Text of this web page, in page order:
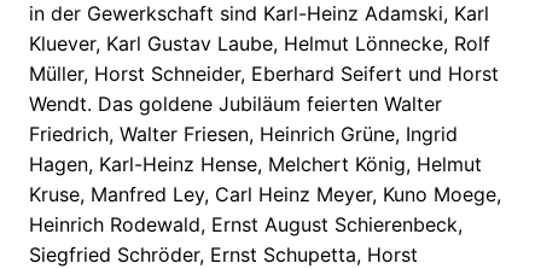
in der Gewerkschaft sind Karl-Heinz Adamski, Karl
Kluever, Karl Gustav Laube, Helmut Lönnecke, Rolf
Müller, Horst Schneider, Eberhard Seifert und Horst
Wendt. Das goldene Jubiläum feierten Walter
Friedrich, Walter Friesen, Heinrich Grüne, Ingrid
Hagen, Karl-Heinz Hense, Melchert König, Helmut
Kruse, Manfred Ley, Carl Heinz Meyer, Kuno Moege,
Heinrich Rodewald, Ernst August Schierenbeck,
Siegfried Schröder, Ernst Schupetta, Horst